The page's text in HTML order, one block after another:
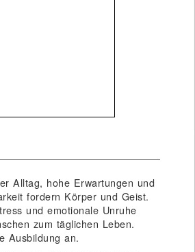
Alltag, hohe Erwartungen und
fordern Körper und Geist.
und emotionale Unruhe
zum täglichen Leben.
Ausbildung an.